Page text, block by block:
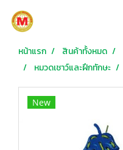
หน้าแรก สินค้าทั้งหมด
หมวดเชาว์และฝึกทักษะ
New